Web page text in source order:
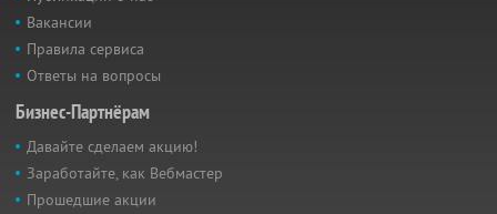
Вакансии
Правила сервиса
Ответы на вопросы
Бизнес-Партнёрам
Давайте сделаем акцию!
Заработайте, как Вебмастер
Прошедшие акции